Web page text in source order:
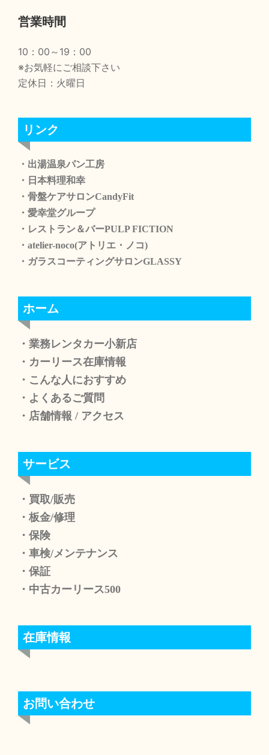
営業時間
10：00～19：00
※お気軽にご相談下さい
定休日：火曜日
リンク
・出湯温泉パン工房
・日本料理和幸
・骨盤ケアサロンCandyFit
・愛幸堂グループ
・レストラン＆バーPULP FICTION
・atelier-noco(アトリエ・ノコ)
・ガラスコーティングサロンGLASSY
ホーム
・業務レンタカー小新店
・カーリース在庫情報
・こんな人におすすめ
・よくあるご質問
・店舗情報 / アクセス
サービス
・買取/販売
・板金/修理
・保険
・車検/メンテナンス
・保証
・中古カーリース500
在庫情報
お問い合わせ